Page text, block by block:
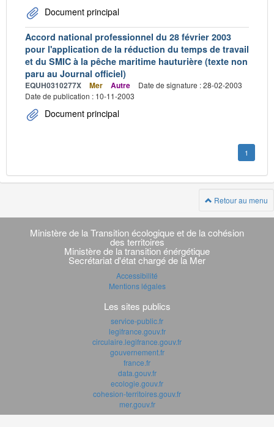
Document principal
Accord national professionnel du 28 février 2003
pour l'application de la réduction du temps de travail
et du SMIC à la pêche maritime hauturière (texte non
paru au Journal officiel)
EQUH0310277X Mer Autre
Date de signature : 28-02-2003
Date de publication : 10-11-2003
Document principal
1
Retour au menu
Navigation
transverse
Ministère de la Transition écologique et de la cohésion
des territoires
Ministère de la transition énérgétique
Secrétariat d'état chargé de la Mer
Accessibilité
Mentions légales
Les sites publics
service-public.fr
legifrance.gouv.fr
circulaire.legifrance.gouv.fr
gouvernement.fr
france.fr
data.gouv.fr
ecologie.gouv.fr
cohesion-territoires.gouv.fr
mer.gouv.fr